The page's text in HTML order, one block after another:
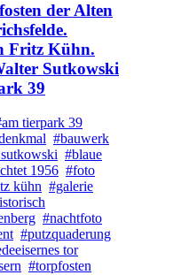
der Alten
Fritz Kühn.
Sutkowski
39
tierpark 39
#bauwerk
#blaue
1956 #foto
kühn #galerie
#nachtfoto
#putzquaderung
tor
#torpfosten